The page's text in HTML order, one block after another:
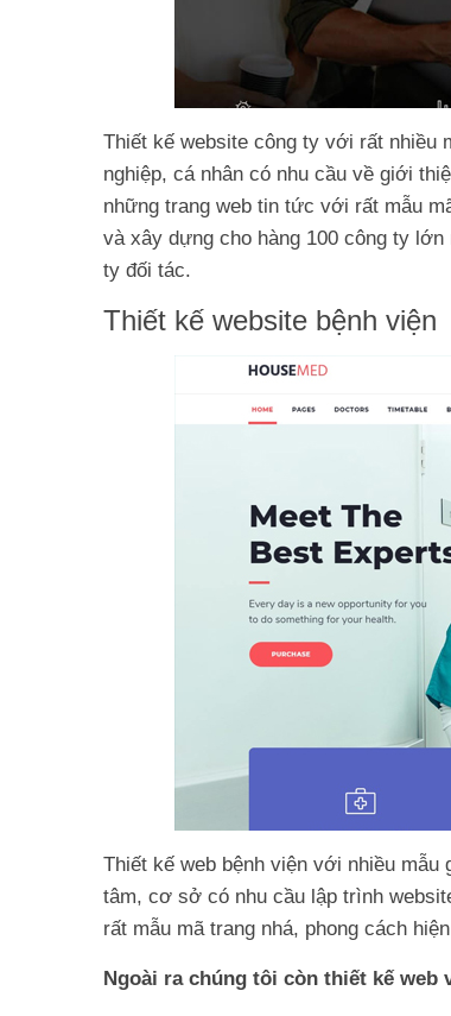
Thiết kế website công ty với rất nhiều
nghiệp, cá nhân có nhu cầu về giới
những trang web tin tức với rất mẫu
và xây dựng cho hàng 100 công ty
ty đối tác.
Thiết kế website bệnh viện
Thiết kế web bệnh viện với nhiều
tâm, cơ sở có nhu cầu lập trình
rất mẫu mã trang nhá, phong cách
Ngoài ra chúng tôi còn thiết kế web